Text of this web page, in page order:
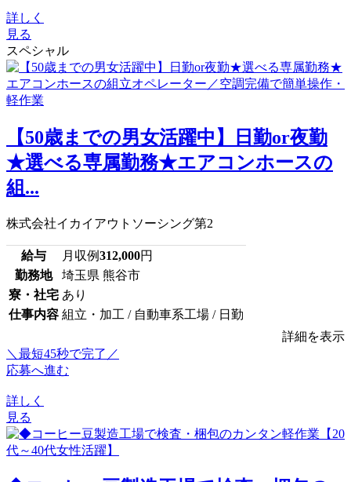
詳しく
見る
スペシャル
【50歳までの男女活躍中】日勤or夜勤
★選べる専属勤務★エアコンホースの
組...
株式会社イカイアウトソーシング第2
給与 月収例312,000円
勤務地
埼玉県 熊谷市
寮・社宅 あり
仕事内容 組立・加工 / 自動車系工場 / 日勤
詳細を表示
＼最短45秒で完了／
応募へ進む
詳しく
見る